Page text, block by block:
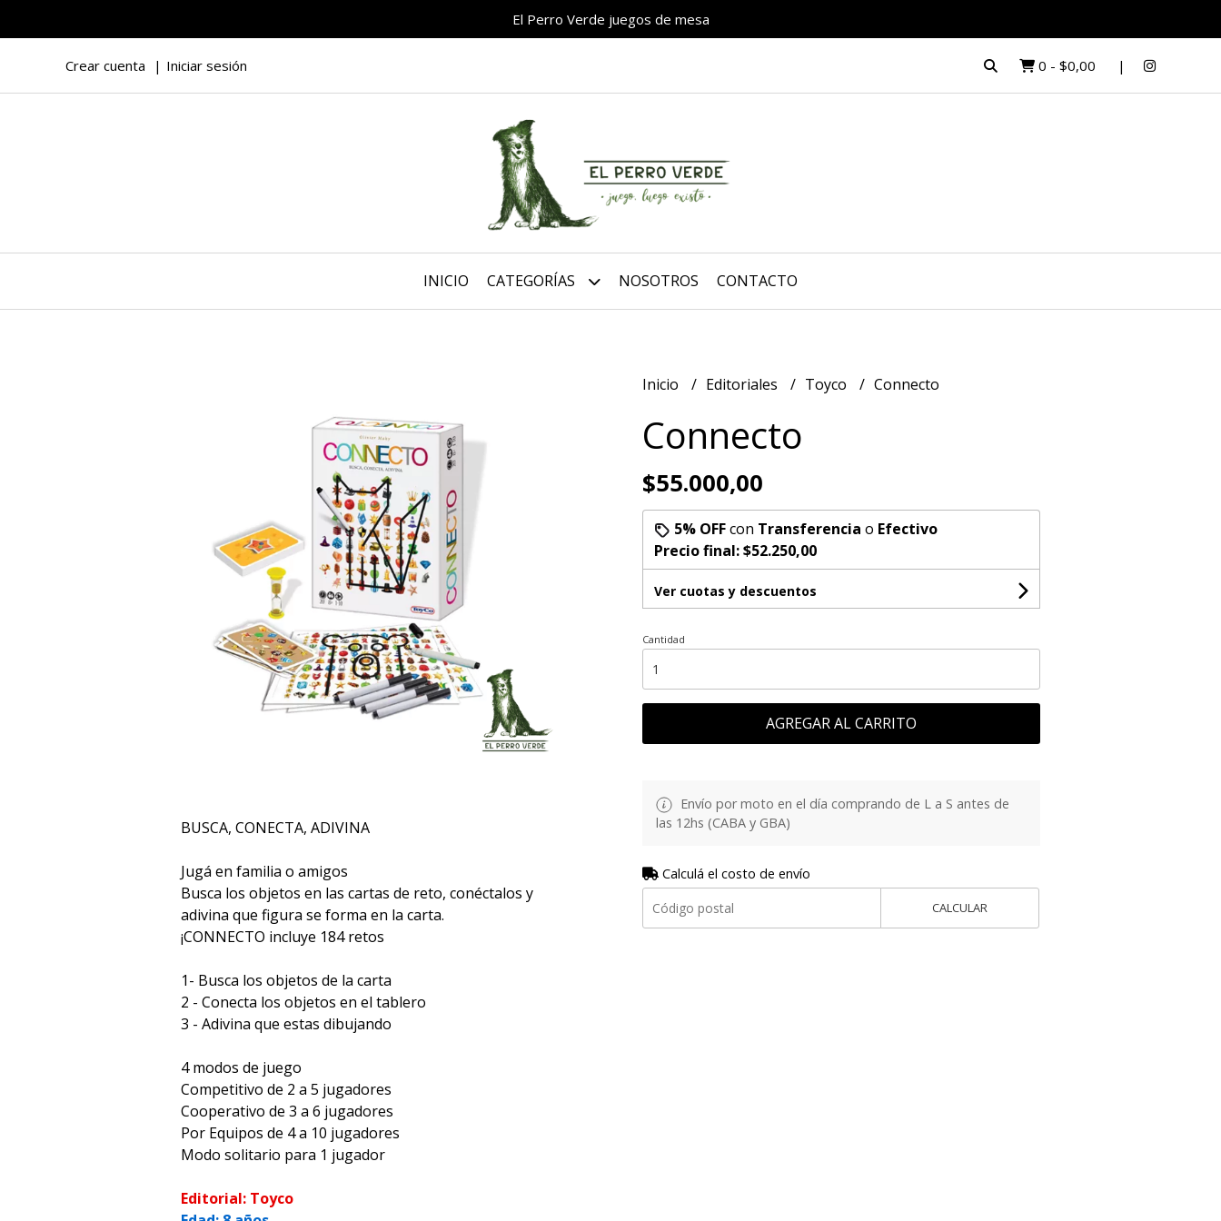
El Perro Verde juegos de mesa
Crear cuenta Iniciar sesión 0 - $0,00
INICIO CATEGORÍAS NOSOTROS CONTACTO
BUSCA, CONECTA, ADIVINA
Jugá en familia o amigos
Busca los objetos en las cartas de reto, conéctalos y
adivina que figura se forma en la carta.
¡CONNECTO incluye 184 retos
1- Busca los objetos de la carta
2 - Conecta los objetos en el tablero
3 - Adivina que estas dibujando
4 modos de juego
Competitivo de 2 a 5 jugadores
Cooperativo de 3 a 6 jugadores
Por Equipos de 4 a 10 jugadores
Modo solitario para 1 jugador
Editorial: Toyco
Inicio Editoriales Toyco Connecto
Connecto
$55.000,00
5% OFFcon Transferencia o Efectivo
Precio final:$52.250,00
Ver cuotas y descuentos
Cantidad
AGREGAR AL CARRITO
Envío por moto en el día comprando de L a S antes de
las 12hs (CABA y GBA)
Calculá el costo de envío
CALCULAR